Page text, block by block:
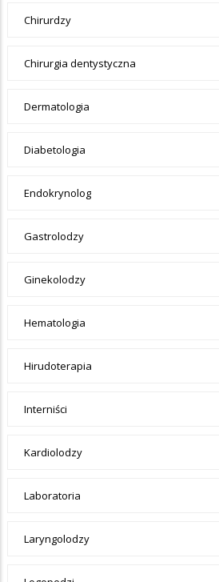
Chirurdzy
Chirurgia dentystyczna
Dermatologia
Diabetologia
Endokrynolog
Gastrolodzy
Ginekolodzy
Hematologia
Hirudoterapia
Interniści
Kardiolodzy
Laboratoria
Laryngolodzy